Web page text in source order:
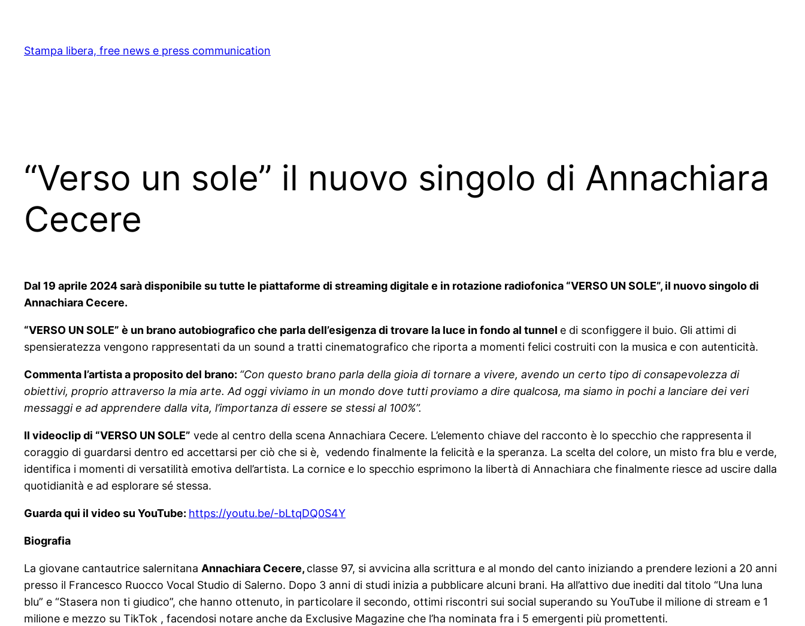
content
Stampa libera, free news e press communication
“Verso un sole” il nuovo singolo di Annachiara
Cecere
Dal 19 aprile 2024 sarà disponibile su tutte le piattaforme di streaming digitale e in rotazione radiofonica “VERSO UN SOLE”, il nuovo singolo di
Annachiara Cecere.
“VERSO UN SOLE” è un brano autobiografico che parla dell’esigenza di trovare la luce in fondo al tunnel e di sconfiggere il buio. Gli attimi di
spensieratezza vengono rappresentati da un sound a tratti cinematografico che riporta a momenti felici costruiti con la musica e con autenticità.
Commenta l’artista a proposito del brano: “Con questo brano parla della gioia di tornare a vivere, avendo un certo tipo di consapevolezza di
obiettivi, proprio attraverso la mia arte. Ad oggi viviamo in un mondo dove tutti proviamo a dire qualcosa, ma siamo in pochi a lanciare dei veri
messaggi e ad apprendere dalla vita, l’importanza di essere se stessi al 100%”.
Il videoclip di “VERSO UN SOLE” vede al centro della scena Annachiara Cecere. L’elemento chiave del racconto è lo specchio che rappresenta il
coraggio di guardarsi dentro ed accettarsi per ciò che si è, vedendo finalmente la felicità e la speranza. La scelta del colore, un misto fra blu e verde,
identifica i momenti di versatilità emotiva dell’artista. La cornice e lo specchio esprimono la libertà di Annachiara che finalmente riesce ad uscire dalla
quotidianità e ad esplorare sé stessa.
Guarda qui il video su YouTube: https://youtu.be/-bLtqDQ0S4Y
Biografia
La giovane cantautrice salernitana Annachiara Cecere, classe 97, si avvicina alla scrittura e al mondo del canto iniziando a prendere lezioni a 20 anni
presso il Francesco Ruocco Vocal Studio di Salerno. Dopo 3 anni di studi inizia a pubblicare alcuni brani. Ha all’attivo due inediti dal titolo “Una luna
blu” e “Stasera non ti giudico”, che hanno ottenuto, in particolare il secondo, ottimi riscontri sui social superando su YouTube il milione di stream e 1
milione e mezzo su TikTok , facendosi notare anche da Exclusive Magazine che l’ha nominata fra i 5 emergenti più promettenti.